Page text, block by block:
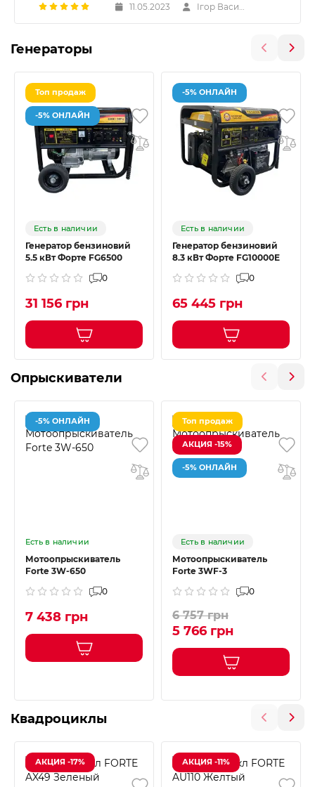
11.05.2023
Генераторы
Топ продаж
-5% ОНЛАЙН
Есть в наличии
Генератор бензиновий
5.5 кВт Форте FG6500
0
31 156 грн
-5% ОНЛАЙН
Есть в наличии
Генератор бензиновий
8.3 кВт Форте FG10000E
0
65 445 грн
Опрыскиватели
-5% ОНЛАЙН
Есть в наличии
Мотоопрыскиватель
Forte 3W-650
0
7 438 грн
Топ продаж
АКЦИЯ -15%
-5% ОНЛАЙН
Есть в наличии
Мотоопрыскиватель
Forte 3WF-3
0
6 757 грн
5 766 грн
Квадроциклы
АКЦИЯ -17% АКЦИЯ -11%